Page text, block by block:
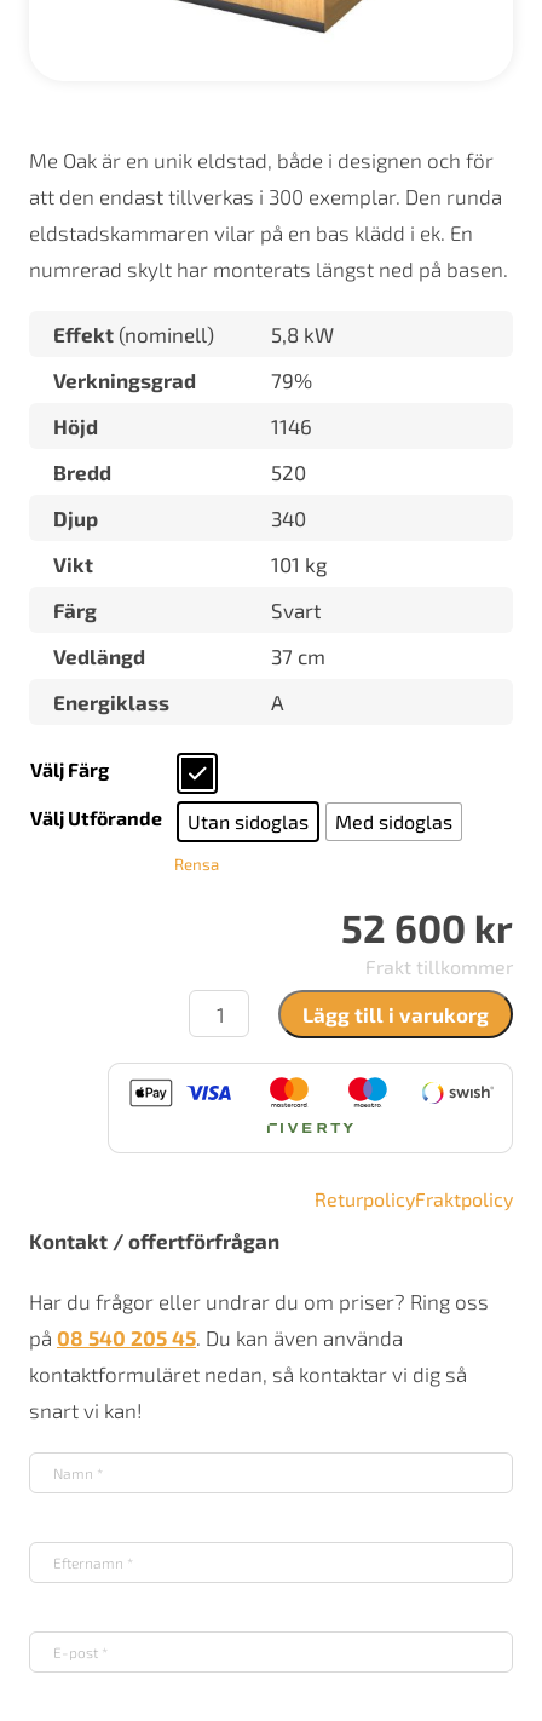
Me Oak är en unik eldstad, både i designen och för
att den endast tillverkas i 300 exemplar. Den runda
eldstadskammaren vilar på en bas klädd i ek. En
numrerad skylt har monterats längst ned på basen.
Effekt (nominell)
5,8 kW
Verkningsgrad
79%
Höjd
1146
Bredd
520
Djup
340
Vikt
101 kg
Färg
Svart
Vedlängd
37 cm
Energiklass
A
Välj Färg
Välj Utförande Utan sidoglas Med sidoglas
Rensa
52 600 kr
Frakt tillkommer
Nordpeis
mängd
Lägg till i varukorg
ReturpolicyFraktpolicy
Kontakt / offertförfrågan
Har du frågor eller undrar du om priser? Ring oss
på 08 540 205 45. Du kan även använda
kontaktformuläret nedan, så kontaktar vi dig så
snart vi kan!